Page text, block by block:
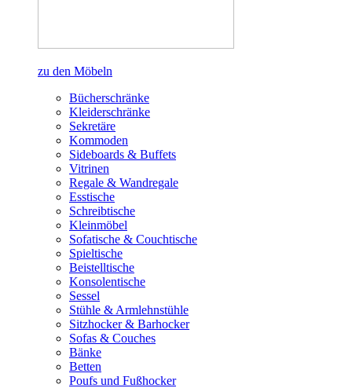
zu den Möbeln
Bücherschränke
Kleiderschränke
Sekretäre
Kommoden
Sideboards & Buffets
Vitrinen
Regale & Wandregale
Esstische
Schreibtische
Kleinmöbel
Sofatische & Couchtische
Spieltische
Beistelltische
Konsolentische
Sessel
Stühle & Armlehnstühle
Sitzhocker & Barhocker
Sofas & Couches
Bänke
Betten
Poufs und Fußhocker